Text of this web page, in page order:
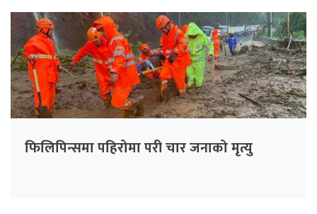
फिलिपिन्समा पहिरोमा परी चार जनाको मृत्यु